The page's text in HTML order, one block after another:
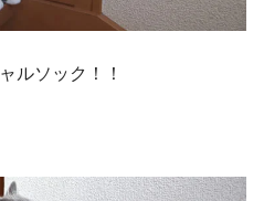
ルソック！！